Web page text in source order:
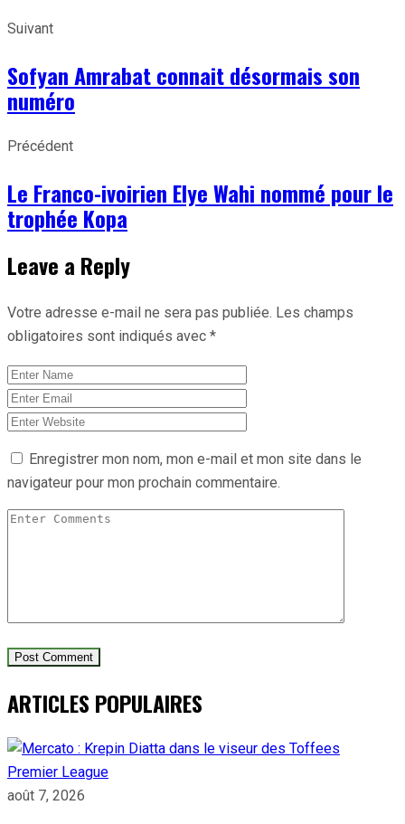
Suivant
Sofyan Amrabat connait désormais son
numéro
Précédent
Le Franco-ivoirien Elye Wahi nommé pour le
trophée Kopa
Leave a Reply
Votre adresse e-mail ne sera pas publiée. Les champs
obligatoires sont indiqués avec *
Enregistrer mon nom, mon e-mail et mon site dans le
navigateur pour mon prochain commentaire.
ARTICLES POPULAIRES
Premier League
août 7, 2026